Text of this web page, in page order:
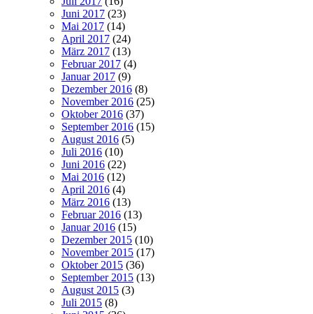
Juni 2017 (23)
Mai 2017 (14)
April 2017 (24)
März 2017 (13)
Februar 2017 (4)
Januar 2017 (9)
Dezember 2016 (8)
November 2016 (25)
Oktober 2016 (37)
September 2016 (15)
August 2016 (5)
Juli 2016 (10)
Juni 2016 (22)
Mai 2016 (12)
April 2016 (4)
März 2016 (13)
Februar 2016 (13)
Januar 2016 (15)
Dezember 2015 (10)
November 2015 (17)
Oktober 2015 (36)
September 2015 (13)
August 2015 (3)
Juli 2015 (8)